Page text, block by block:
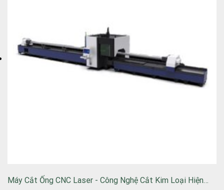
Máy Cắt Ống CNC Laser - Công Nghệ Cắt Kim Loại Hiện…